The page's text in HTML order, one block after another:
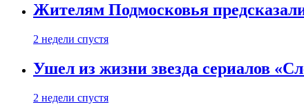
Жителям Подмосковья
2 недели спустя
Ушел из жизни звезда сериалов
2 недели спустя